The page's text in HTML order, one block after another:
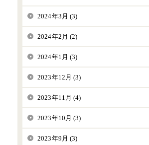
2024年3月 (3)
2024年2月 (2)
2024年1月 (3)
2023年12月 (3)
2023年11月 (4)
2023年10月 (3)
2023年9月 (3)